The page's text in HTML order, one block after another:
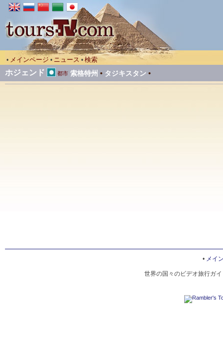
• メインページ • ニュース • 検索
ホジェンド 都市 索格特州 • タジキスタン •
• メイ
世界の国々のビデオ旅行ガ